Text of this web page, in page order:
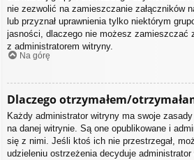
nie zezwolić na zamieszczanie załączników
lub przyznał uprawnienia tylko niektórym
jasności, dlaczego nie możesz zamieszczać
z administratorem witryny.
Na górę
Dlaczego otrzymałem/
Każdy administrator witryny ma swoje
na danej witrynie. Są one opublikowane i
się z nimi. Jeśli ktoś ich nie przestrzegał,
udzieleniu ostrzeżenia decyduje